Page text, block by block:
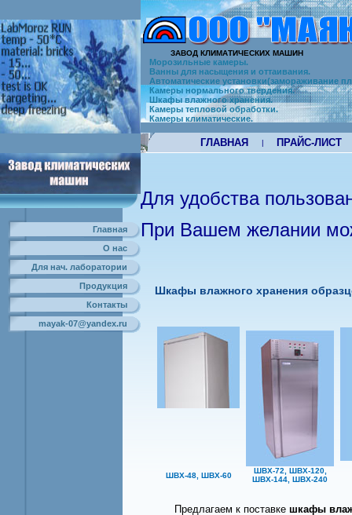
ЗАВОД КЛИМАТИЧЕСКИХ МАШИН
Морозильные камеры.
Ванны для насыщения и оттаивания.
Автоматические установки(замораживание
Камеры нормального твердения.
Шкафы влажного хранения.
Камеры тепловой обработки.
Камеры климатические.
ГЛАВНАЯ | ПРАЙС-ЛИСТ
Главная
О нас
Для нач. лаборатории
Продукция
Контакты
mayak-07@yandex.ru
Для удобства
При Вашем желании
Шкафы влажного хранения
ШВХ-48, ШВХ-60
ШВХ-72, ШВХ-120,
ШВХ-144, ШВХ-240
Предлагаем к поставке шкафы